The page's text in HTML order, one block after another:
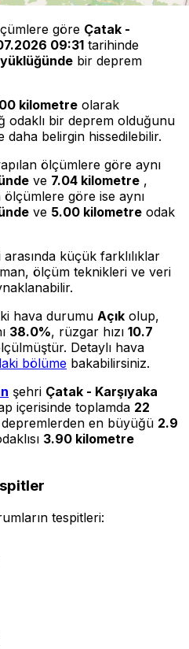
göre Çatak -
09:31 tarihinde
bir deprem
kilometre olarak
odaklı bir deprem olduğunu
belirgin hissedilebilir.
ölçümlere göre aynı
ve 7.04 kilometre ,
ölçümlere göre ise aynı
ve 5.00 kilometre odak
küçük farklılıklar
ölçüm teknikleri ve veri
hava durumu Açık olup,
38.0%, rüzgar hızı 10.7
Detaylı hava
bölüme bakabilirsiniz.
şehri Çatak - Karşıyaka
içerisinde toplamda 22
en büyüğü 2.9
3.90 kilometre
tespitleri: